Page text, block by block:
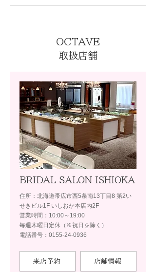
OCTAVE
取扱店舗
BRIDAL SALON ISHIOKA
住所：北海道帯広市西5条南13丁目8 第2い
せきビル1F いしおか本店内2F
営業時間：10:00～19:00
毎週木曜日定休（※祝日を除く）
電話番号：0155-24-0936
来店予約 店舗情報